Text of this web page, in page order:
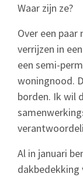
Waar zijn ze?
Over een
verrijzen in
een semi-
woningnood.
borden. Ik wil
Al in januari
dakbedekking